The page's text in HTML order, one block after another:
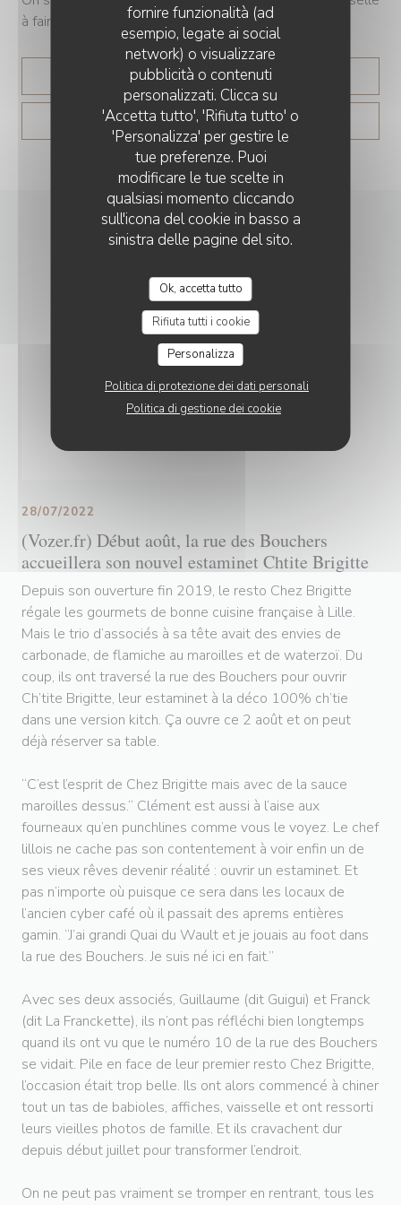
fornire funzionalità (ad
esempio, legate ai social
network) o visualizzare
pubblicità o contenuti
personalizzati. Clicca su
'Accetta tutto', 'Rifiuta tutto' o
'Personalizza' per gestire le
tue preferenze. Puoi
modificare le tue scelte in
qualsiasi momento cliccando
sull'icona del cookie in basso a
sinistra delle pagine del sito.
Ok, accetta tutto
Rifiuta tutti i cookie
Personalizza
Politica di protezione dei dati personali
Politica di gestione dei cookie
à faire », lance le chef.
LEGGI L'ARTICOLO((APRE UNA NUOVA
VEDI L'ARTICOLO((APRE UNA NUOVA
(Vozer.fr) Début août, la rue des Bouchers
accueillera son nouvel estaminet Chtite Brigitte
28/07/2022
Depuis son ouverture fin 2019, le resto Chez Brigitte
régale les gourmets de bonne cuisine française à Lille.
Mais le trio d’associés à sa tête avait des envies de
carbonade, de flamiche au maroilles et de waterzoï. Du
coup, ils ont traversé la rue des Bouchers pour ouvrir
Ch’tite Brigitte, leur estaminet à la déco 100% ch’tie
dans une version kitch. Ça ouvre ce 2 août et on peut
déjà réserver sa table.
“C’est l’esprit de Chez Brigitte mais avec de la sauce
maroilles dessus.” Clément est aussi à l’aise aux
fourneaux qu’en punchlines comme vous le voyez. Le chef
lillois ne cache pas son contentement à voir enfin un de
ses vieux rêves devenir réalité : ouvrir un estaminet. Et
pas n’importe où puisque ce sera dans les locaux de
l’ancien cyber café où il passait des aprems entières
gamin. “J’ai grandi Quai du Wault et je jouais au foot dans
la rue des Bouchers. Je suis né ici en fait.”
Avec ses deux associés, Guillaume (dit Guigui) et Franck
(dit La Franckette), ils n’ont pas réfléchi bien longtemps
quand ils ont vu que le numéro 10 de la rue des Bouchers
se vidait. Pile en face de leur premier resto Chez Brigitte,
l’occasion était trop belle. Ils ont alors commencé à chiner
tout un tas de babioles, affiches, vaisselle et ont ressorti
leurs vieilles photos de famille. Et ils cravachent dur
depuis début juillet pour transformer l’endroit.
On ne peut pas vraiment se tromper en rentrant, tous les